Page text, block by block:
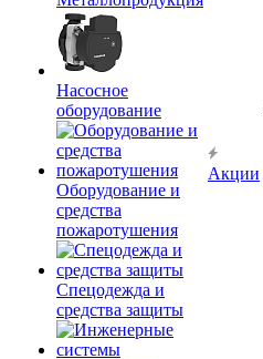
Насосное
оборудование
Оборудование и
средства
пожаротушения
Спецодежда и
средства защиты
Акции